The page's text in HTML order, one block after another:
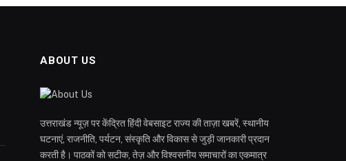
ABOUT US
उत्तराखंड न्यूज़ पर केंद्रित हिंदी वेबसाइट राज्य की ताज़ा खबरें, स्थानीय
घटनाएं, राजनीति, पर्यटन, संस्कृति और विकास से जुड़ी जानकारी प्रदान
करती है। पाठकों को सटीक, तेज़ और विश्वसनीय समाचारों का एकमात्र